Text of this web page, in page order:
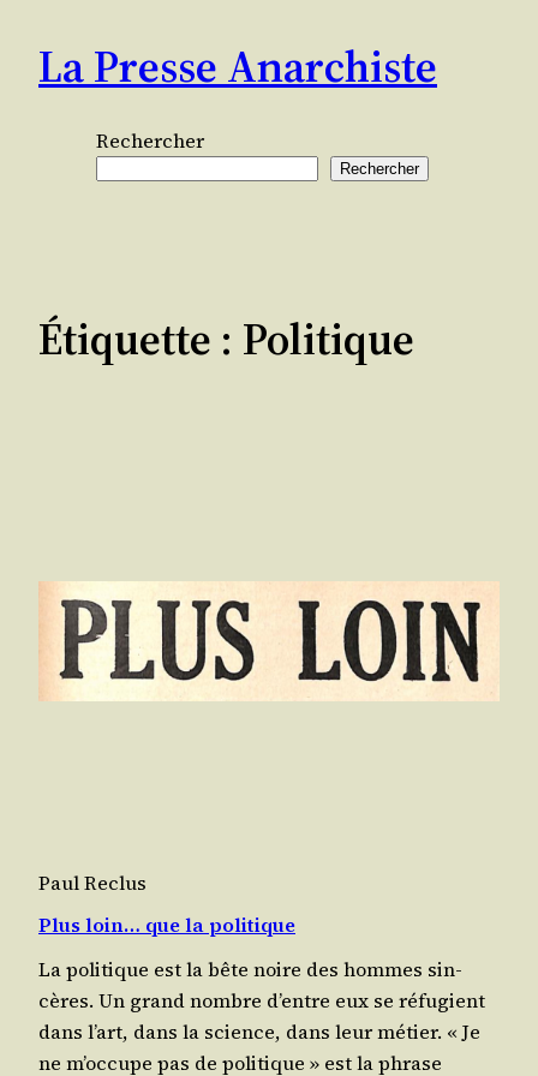
contenu
La Presse Anarchiste
Rechercher
Rechercher
Étiquette : Politique
Paul Reclus
Plus loin… que la politique
La poli­tique est la bête noire des hommes sin­
cères. Un grand nombre d’entre eux se réfu­gient
dans l’art, dans la science, dans leur métier. « Je
ne m’oc­cupe pas de poli­tique » est la phrase